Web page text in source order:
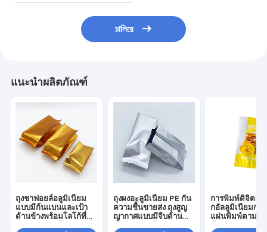
চালিয়ে
แนะนำผลิตภัณฑ์
ถุงชาฟอยล์อลูมิเนียม
แบบมีก้นแบนและเป้า
ด้านข้างพร้อมโลโก้ที่
ถุงผงอะลูมิเนียม PE กัน
ความชื้นขายส่ง ถุงสูญ
ญากาศแบบมีจีบด้าน
การพิมพ์ดิจิตอล
กอัลลูมิเนียมกระ
แผ่นพิมพ์ตามค